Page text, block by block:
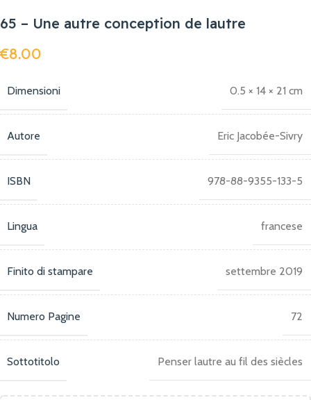
65 – Une autre conception de lautre
€8.00
Dimensioni 0.5 × 14 × 21 cm
Autore Eric Jacobée-Sivry
ISBN 978-88-9355-133-5
Lingua francese
Finito di stampare settembre 2019
Numero Pagine 72
Sottotitolo Penser lautre au fil des siècles